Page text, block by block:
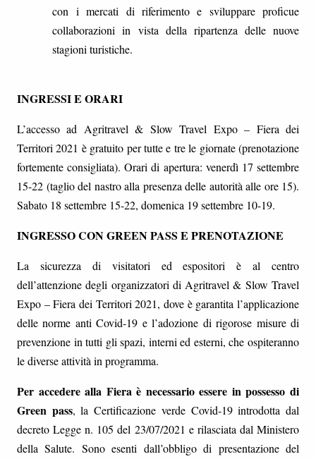
con i mercati di riferimento e sviluppare proficue
collaborazioni in vista della ripartenza delle nuove
stagioni turistiche.
INGRESSI E ORARI
L’accesso ad Agritravel & Slow Travel Expo – Fiera dei
Territori 2021 è gratuito per tutte e tre le giornate (prenotazione
fortemente consigliata). Orari di apertura: venerdì 17 settembre
15-22 (taglio del nastro alla presenza delle autorità alle ore 15).
Sabato 18 settembre 15-22, domenica 19 settembre 10-19.
INGRESSO CON GREEN PASS E PRENOTAZIONE
La sicurezza di visitatori ed espositori è al centro
dell’attenzione degli organizzatori di Agritravel & Slow Travel
Expo – Fiera dei Territori 2021, dove è garantita l’applicazione
delle norme anti Covid-19 e l’adozione di rigorose misure di
prevenzione in tutti gli spazi, interni ed esterni, che ospiteranno
le diverse attività in programma.
Per accedere alla Fiera è necessario essere in possesso di
Green pass, la Certificazione verde Covid-19 introdotta dal
decreto Legge n. 105 del 23/07/2021 e rilasciata dal Ministero
della Salute. Sono esenti dall’obbligo di presentazione del